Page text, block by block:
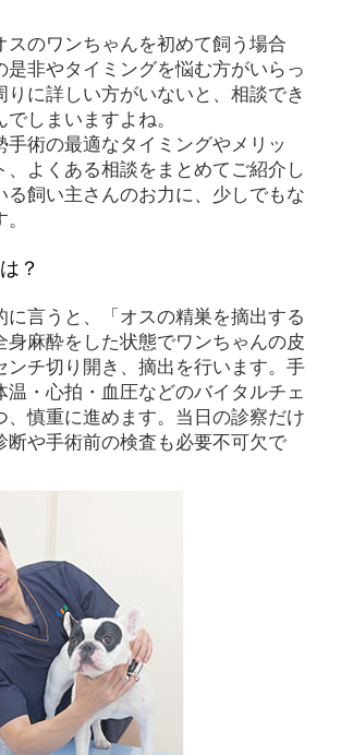
スのワンちゃんを初めて飼う場合
是非やタイミングを悩む方がいらっ
りに詳しい方がいないと、相談でき
しまいますよね。
手術の最適なタイミングやメリッ
、よくある相談をまとめてご紹介し
る飼い主さんのお力に、少しでもな
？
に言うと、「オスの精巣を摘出する
身麻酔をした状態でワンちゃんの皮
ンチ切り開き、摘出を行います。手
温・心拍・血圧などのバイタルチェ
、慎重に進めます。当日の診察だけ
断や手術前の検査も必要不可欠で